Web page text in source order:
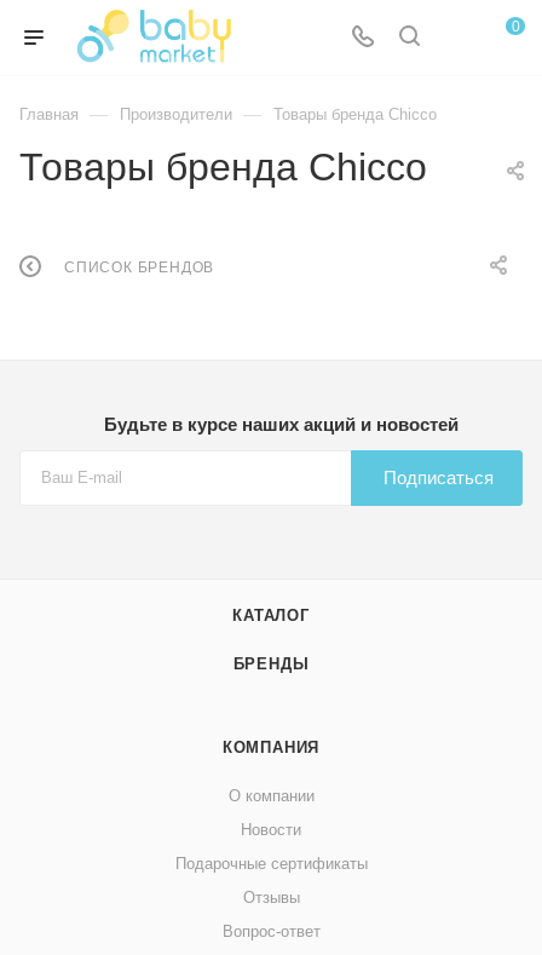
0
Главная — Производители — Товары бренда Chicco
Товары бренда Chicco
СПИСОК БРЕНДОВ
Будьте в курсе наших акций и новостей
Подписаться
КАТАЛОГ
БРЕНДЫ
КОМПАНИЯ
О компании
Новости
Подарочные сертификаты
Отзывы
Вопрос-ответ